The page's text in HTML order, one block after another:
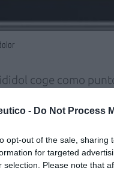
- Do Not Process
opt-out of the sale,
for targeted
selection. Please note that
coge como
cabeza, muscular o
da a conocer
causas del dolor y la
bajo las